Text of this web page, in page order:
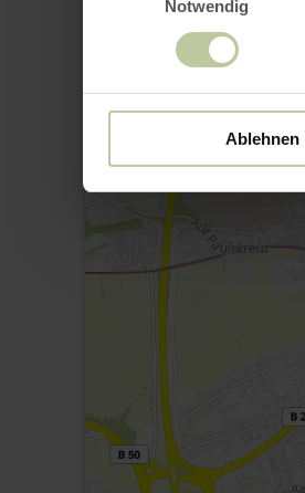
Notwendig
Ablehnen